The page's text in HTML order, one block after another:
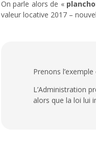
On parle alors de «
valeur locative 2017 –
Prenons
L’Administration
alors que la loi lui